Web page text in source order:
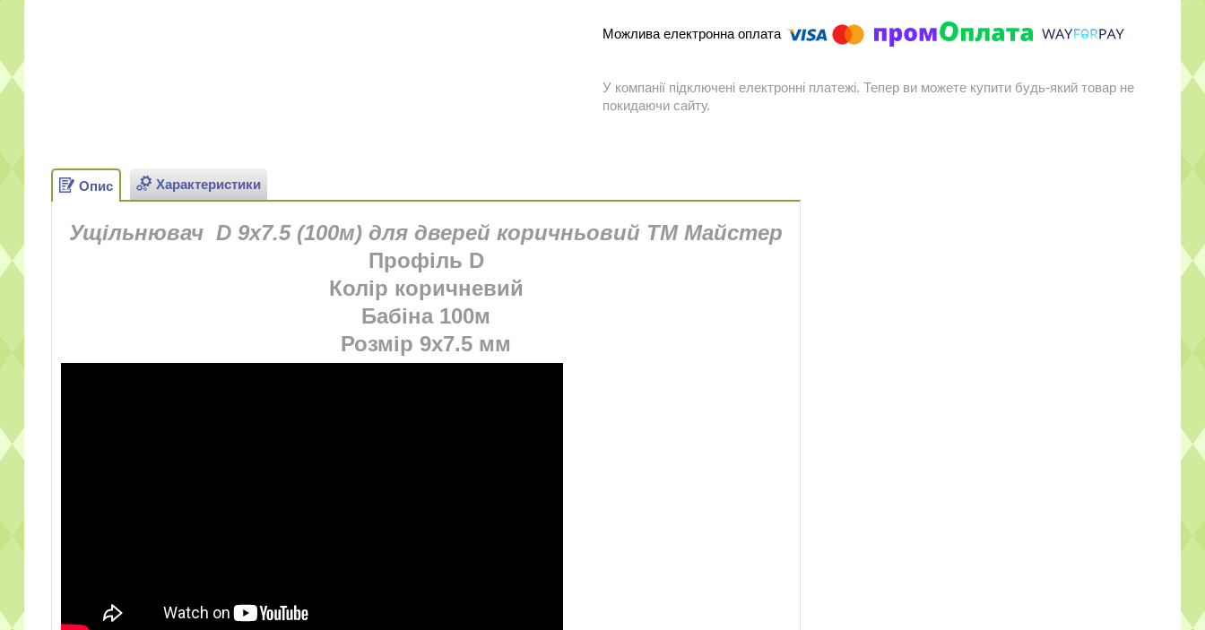
У компанії підключені електронні платежі. Тепер ви можете купити будь-який товар не
покидаючи сайту.
Опис Характеристики
Ущільнювач D 9х7.5 (100м) для дверей коричньовий ТМ Майстер
Профіль D
Колір коричневий
Бабіна 100м
Розмір 9х7.5 мм